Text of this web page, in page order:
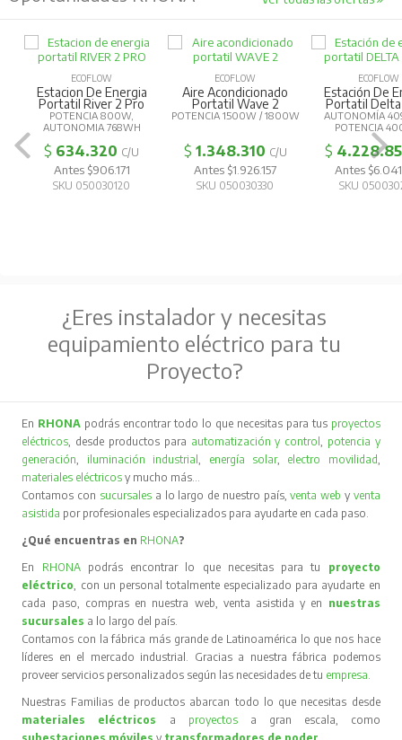
ECOFLOW
Estacion De Energia
Portatil River 2 Pro
POTENCIA 800W,
AUTONOMIA 768WH
$ 634.320 C/U
Antes $906.171
SKU 050030120
ECOFLOW
Aire Acondicionado
Portatil Wave 2
POTENCIA 1500W / 1800W
$ 1.348.310 C/U
Antes $1.926.157
SKU 050030330
ECOFLOW
Estación De
Portatil Delta
AUTONOMÍA
POTENCIA
$
Antes
SKU
¿Eres instalador y necesitas
equipamiento eléctrico para tu
Proyecto?
En RHONA podrás encontrar todo lo que necesitas para tus proyectos
eléctricos, desde productos para automatización y control, potencia y
generación, iluminación industrial, energía solar, electro movilidad,
materiales eléctricos y mucho más…
Contamos con sucursales a lo largo de nuestro país,venta web y venta
asistida por profesionales especializados para ayudarte en cada paso.
¿Qué encuentras en RHONA?
En RHONA podrás encontrar lo que necesitas para tu proyecto
eléctrico, con un personal totalmente especializado para ayudarte en
cada paso, compras en nuestra web, venta asistida y en nuestras
sucursales a lo largo del país.
Contamos con la fábrica más grande de Latinoamérica lo que nos hace
líderes en el mercado industrial. Gracias a nuestra fábrica podemos
proveer servicios personalizados según las necesidades de tu empresa.
Nuestras Familias de productos abarcan todo lo que necesitas desde
materiales eléctricos
a proyectos
a gran escala, como